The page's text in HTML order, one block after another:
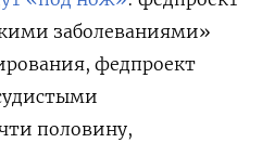
заболеваниями»
федпроект
половину,